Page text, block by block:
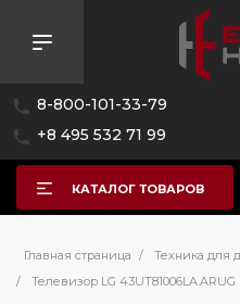
8-800-101-33-79
+8 495 532 71 99
КАТАЛОГ ТОВАРОВ
Главная страница / Техника для
/
Телевизор LG 43UT81006LA.ARUG